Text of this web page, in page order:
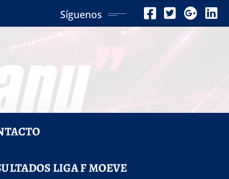
Síguenos
LIGA F MOEVE